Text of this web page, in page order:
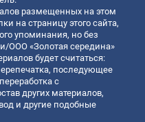
размещенных на этом
на страницу этого сайта,
упоминания, но без
ООО «Золотая середина»
будет считаться:
последующее
с
других материалов,
и другие подобные